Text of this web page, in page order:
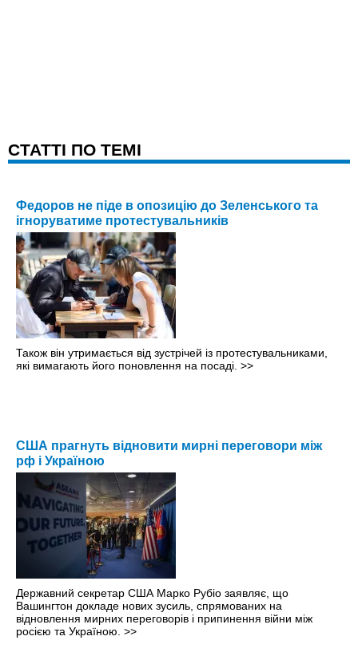
CТАТТІ ПО ТЕМІ
Федоров не піде в опозицію до Зеленського та
ігноруватиме протестувальників
Також він утримається від зустрічей із протестувальниками,
які вимагають його поновлення на посаді. >>
США прагнуть відновити мирні переговори між
рф і Україною
Державний секретар США Марко Рубіо заявляє, що
Вашингтон докладе нових зусиль, спрямованих на
відновлення мирних переговорів і припинення війни між
росією та Україною. >>